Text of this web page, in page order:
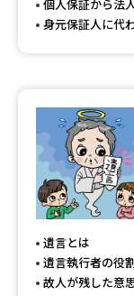
個人保証から法
身元保証人に代
遺言とは
遺言執行者の役
故人が残した意